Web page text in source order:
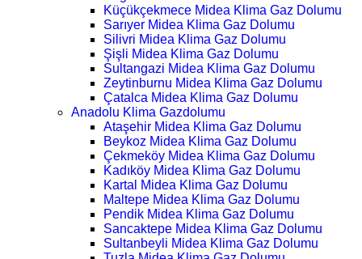
Küçükçekmece Midea Klima Gaz Dolumu
Sarıyer Midea Klima Gaz Dolumu
Silivri Midea Klima Gaz Dolumu
Şişli Midea Klima Gaz Dolumu
Sultangazi Midea Klima Gaz Dolumu
Zeytinburnu Midea Klima Gaz Dolumu
Çatalca Midea Klima Gaz Dolumu
Anadolu Klima Gazdolumu
Ataşehir Midea Klima Gaz Dolumu
Beykoz Midea Klima Gaz Dolumu
Çekmeköy Midea Klima Gaz Dolumu
Kadıköy Midea Klima Gaz Dolumu
Kartal Midea Klima Gaz Dolumu
Maltepe Midea Klima Gaz Dolumu
Pendik Midea Klima Gaz Dolumu
Sancaktepe Midea Klima Gaz Dolumu
Sultanbeyli Midea Klima Gaz Dolumu